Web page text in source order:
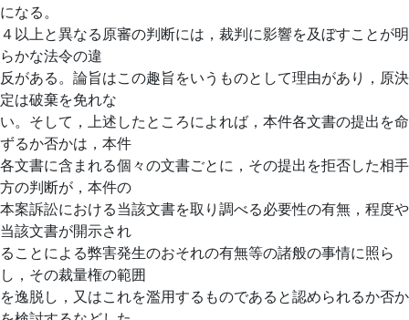
になる。
４以上と異なる原審の判断には，裁判に影響を及ぼすことが明
らかな法令の違
反がある。論旨はこの趣旨をいうものとして理由があり，原決
定は破棄を免れな
い。そして，上述したところによれば，本件各文書の提出を命
ずるか否かは，本件
各文書に含まれる個々の文書ごとに，その提出を拒否した相手
方の判断が，本件の
本案訴訟における当該文書を取り調べる必要性の有無，程度や
当該文書が開示され
ることによる弊害発生のおそれの有無等の諸般の事情に照ら
し，その裁量権の範囲
を逸脱し，又はこれを濫用するものであると認められるか否か